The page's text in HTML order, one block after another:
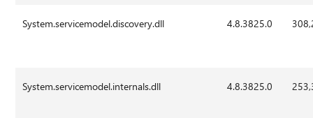
System.servicemodel.discovery.dll 4.8.3825.0
System.servicemodel.internals.dll 4.8.3825.0